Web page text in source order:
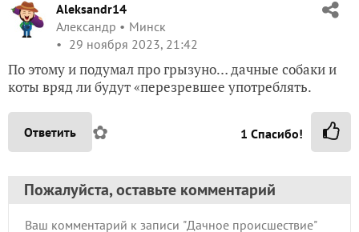
Aleksandr14
Александр
Минск
29 ноября 2023, 21:42
По этому и подумал про грызуно… дачные собаки и
коты вряд ли будут «перезревшее употреблять.
Ответить ✿ 1 Спасибо!
Пожалуйста, оставьте комментарий